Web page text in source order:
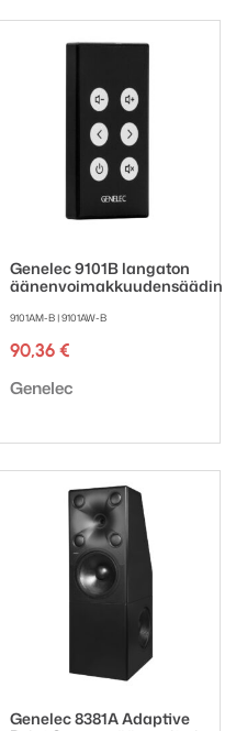
Genelec 9101B langaton
äänenvoimakkuudensäädin
9101AM-B | 9101AW-B
90,36 €
Tuotemerkki:
Genelec
Genelec 8381A Adaptive